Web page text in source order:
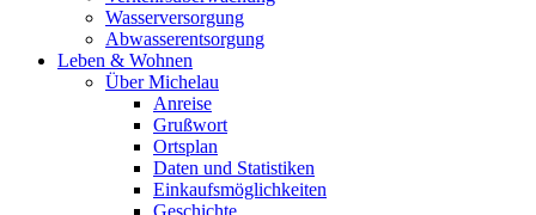
Wasserversorgung
Abwasserentsorgung
Leben & Wohnen
Über Michelau
Anreise
Grußwort
Ortsplan
Daten und Statistiken
Einkaufsmöglichkeiten
Geschichte